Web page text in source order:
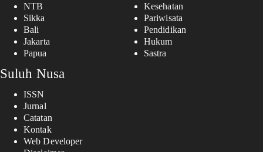
NTB
Sikka
Bali
Jakarta
Papua
Kesehatan
Pariwisata
Pendidikan
Hukum
Sastra
Suluh Nusa
ISSN
Jurnal
Catatan
Kontak
Web Developer